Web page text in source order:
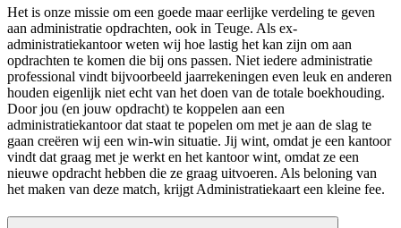
Het is onze missie om een goede maar eerlijke verdeling te geven
aan administratie opdrachten, ook in Teuge. Als ex-
administratiekantoor weten wij hoe lastig het kan zijn om aan
opdrachten te komen die bij ons passen. Niet iedere administratie
professional vindt bijvoorbeeld jaarrekeningen even leuk en anderen
houden eigenlijk niet echt van het doen van de totale boekhouding.
Door jou (en jouw opdracht) te koppelen aan een
administratiekantoor dat staat te popelen om met je aan de slag te
gaan creëren wij een win-win situatie. Jij wint, omdat je een kantoor
vindt dat graag met je werkt en het kantoor wint, omdat ze een
nieuwe opdracht hebben die ze graag uitvoeren. Als beloning van
het maken van deze match, krijgt Administratiekaart een kleine fee.